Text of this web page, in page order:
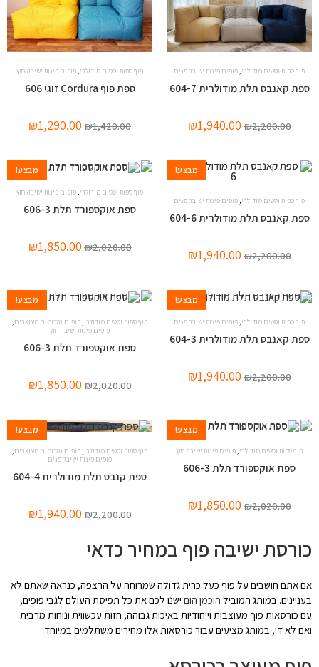
פוף ספות וסטים מודולרי, פופים פינות ישיבה פנים
ספת קאנבס תלת מודולרית 604-7
₪2,200.00
₪1,940.00
פוף ספות וסטים מודולרי, פופים פינות ישיבה חוץ
ספת פוף Cordura זוגי 606
₪1,420.00
₪1,290.00
מבצע!
פוף ספות וסטים מודולרי, פופים פינות ישיבה פנים
ספת קאנבס תלת מודולרית 604-6
₪2,200.00
₪1,940.00
מבצע!
פוף ספות וסטים מודולרי פופים פינות ישיבה חוץ
ספת אוקספורד תלת 606-3
₪2,020.00
₪1,850.00
מבצע!
פוף ספות וסטים מודולרי פופים פינות ישיבה פנים
ספת קאנבס תלת מודולרית 604-3
₪2,200.00
₪1,940.00
מבצע!
פוף ספות וסטים מודולרי פופים והדומים מעוצבים
פופים פינות ישיבה חוץ
ספת אוקספורד תלת 606-3
₪2,020.00
₪1,850.00
מבצע!
פוף ספות וסטים מודולרי פופים פינות ישיבה חוץ
ספת אוקספורד תלת 606-3
₪2,020.00
₪1,850.00
מבצע!
פוף ספות וסטים מודולרי פופים והדומים מעוצבים
פופים פינות ישיבה פנים
ספת קנבס תלת מודולרית 604-4
₪2,200.00
₪1,940.00
כורסת ישיבה פוף במחיר כדאי
אם אתם חושבים על פוף כעל כרית גדולה שמרוחה על הרצפה, כנראה שאתם לא
בעניינים. במותג המוביל הוכמן הום ישנו לכם את כל תפיסת העולם לגבי פופים,
עם כורסאות פוף מעוצבות וייחודיות באיכות גבוהה, חזות עכשווית ונוחות מרבית.
ואם לא די, במותג מציעים עבור כורסאות אלו מחירים משתלמים במיוחד.